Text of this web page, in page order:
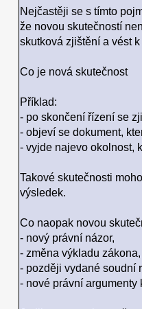
Nejčastěji se s tímto
že novou skutečností
skutková zjištění a vést
Co je nová skutečnost
Příklad:
- po skončení řízení se
- objeví se dokument,
- vyjde najevo okolnost,
Takové skutečnosti
výsledek.
Co naopak novou
- nový právní názor,
- změna výkladu zákona,
- později vydané soudní
- nové právní argumenty